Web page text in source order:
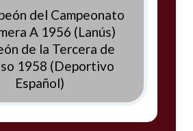
del Campeonato
A 1956 (Lanús)
de la Tercera de
1958 (Deportivo
Español)